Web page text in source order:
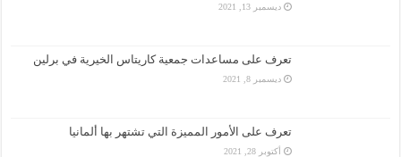
ديسمبر 13, 2021
تعرف على مساعدات جمعية كاريتاس الخيرية في برلين
ديسمبر 8, 2021
تعرف على الأمور المميزة التي تشتهر بها ألمانيا
أكتوبر 28, 2021